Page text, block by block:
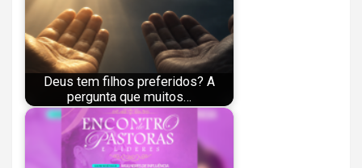
Deus tem filhos preferidos? A
pergunta que muitos…